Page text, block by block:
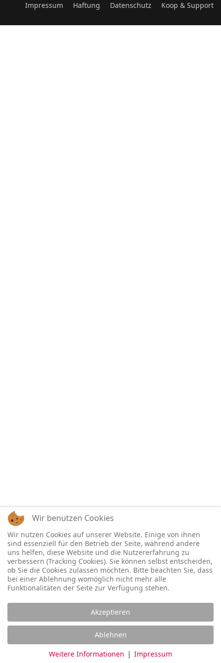
Wir benutzen Cookies
Wir nutzen Cookies auf unserer Website. Einige von ihnen
sind essenziell für den Betrieb der Seite, während andere
uns helfen, diese Website und die Nutzererfahrung zu
verbessern (Tracking Cookies). Sie können selbst entscheiden,
ob Sie die Cookies zulassen möchten. Bitte beachten Sie, dass
bei einer Ablehnung womöglich nicht mehr alle
Funktionalitäten der Seite zur Verfügung stehen.
Akzeptieren
Ablehnen
Weitere Informationen | Impressum